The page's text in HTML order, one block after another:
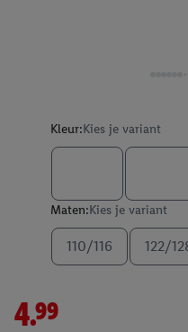
Kleur:Kies je variant
Maten:Kies je variant
110/116 122/
4.99